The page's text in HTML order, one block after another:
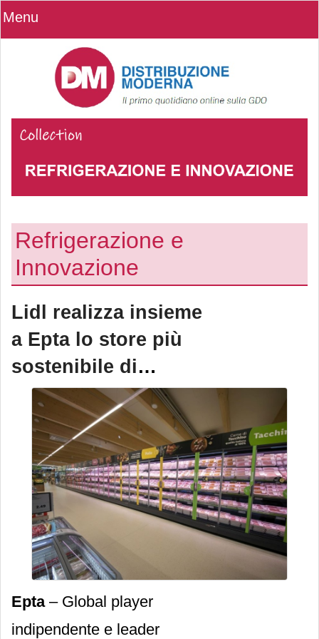
Menu
Refrigerazione e
Innovazione
Lidl realizza insieme
a Epta lo store più
sostenibile di
sempre
Epta– Global player
indipendente e leader